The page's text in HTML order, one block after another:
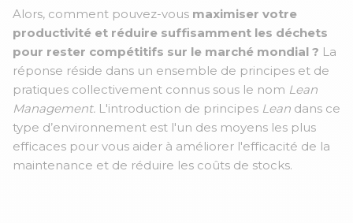
Alors, comment pouvez-vous maximiser votre
productivité et réduire suffisamment les déchets
pour rester compétitifs sur le marché mondial ? La
réponse réside dans un ensemble de principes et de
pratiques collectivement connus sous le nom Lean
Management. L'introduction de principes Lean dans ce
type d’environnement est l'un des moyens les plus
efficaces pour vous aider à améliorer l'efficacité de la
maintenance et de réduire les coûts de stocks.